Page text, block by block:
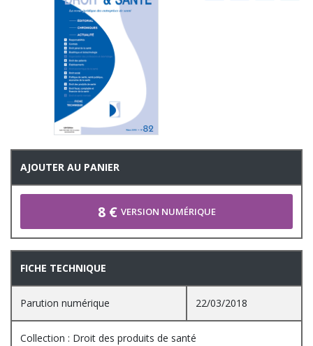
AJOUTER AU PANIER
8 € VERSION NUMÉRIQUE
FICHE TECHNIQUE
Parution numérique 22/03/2018
Collection : Droit des produits de santé